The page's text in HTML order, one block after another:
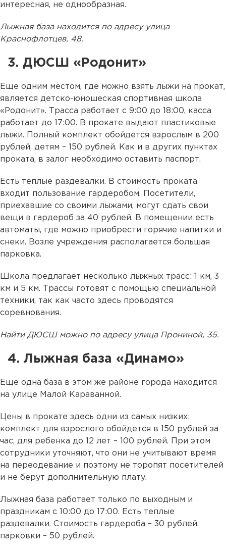
интересная, не однообразная.
Лыжная база находится по адресу улица
Краснофлотцев, 48.
3. ДЮСШ «Родонит»
Еще одним местом, где можно взять лыжи на прокат,
является детско-юношеская спортивная школа
«Родонит». Трасса работает с 9:00 до 18:00, касса
работает до 17:00. В прокате выдают пластиковые
лыжи. Полный комплект обойдется взрослым в 200
рублей, детям – 150 рублей. Как и в других пунктах
проката, в залог необходимо оставить паспорт.
Есть теплые раздевалки. В стоимость проката
входит пользование гардеробом. Посетители,
приехавшие со своими лыжами, могут сдать свои
вещи в гардероб за 40 рублей. В помещении есть
автоматы, где можно приобрести горячие напитки и
снеки. Возле учреждения располагается большая
парковка.
Школа предлагает несколько лыжных трасс: 1 км, 3
км и 5 км. Трассы готовят с помощью специальной
техники, так как часто здесь проводятся
соревнования.
Найти ДЮСШ можно по адресу улица Прониной, 35.
4. Лыжная база «Динамо»
Еще одна база в этом же районе города находится
на улице Малой Караванной.
Цены в прокате здесь одни из самых низких:
комплект для взрослого обойдется в 150 рублей за
час, для ребенка до 12 лет – 100 рублей. При этом
сотрудники уточняют, что они не учитывают время
на переодевание и поэтому не торопят посетителей
и не берут дополнительную плату.
Лыжная база работает только по выходным и
праздникам с 10:00 до 17:00. Есть теплые
раздевалки. Стоимость гардероба – 30 рублей,
парковки – 50 рублей.